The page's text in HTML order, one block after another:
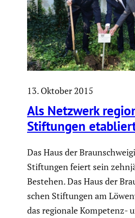
13. Oktober 2015
Als Netzwerk
Stiftungen
Das Haus der
Stiftungen feiert sein
Bestehen. Das Haus der
schen Stiftungen am
das regionale